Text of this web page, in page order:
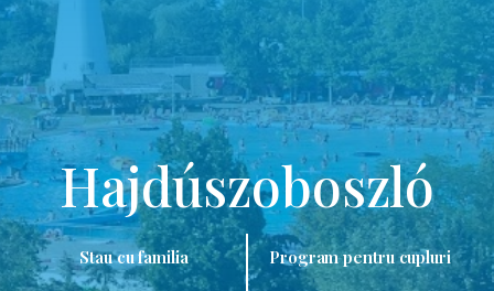
Hajdúszoboszló
Stau cu familia Program pentru cupluri